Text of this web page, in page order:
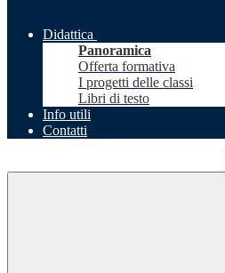
Didattica
Panoramica
Offerta formativa
I progetti delle classi
Libri di testo
Info utili
Contatti